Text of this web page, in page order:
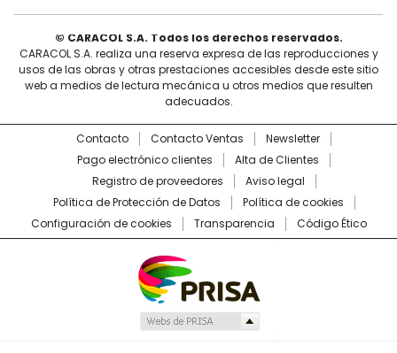
© CARACOL S.A. Todos los derechos reservados.
CARACOL S.A. realiza una reserva expresa de las reproducciones y
usos de las obras y otras prestaciones accesibles desde este sitio
web a medios de lectura mecánica u otros medios que resulten
adecuados.
Contacto Contacto Ventas
Newsletter
Pago electrónico clientes
Alta de Clientes
Registro de proveedores
Aviso legal
Política de Protección de Datos
Política de cookies
Configuración de cookies
Transparencia Código Ético